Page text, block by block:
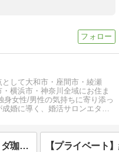
して大和市・座間市・綾瀬
横浜市・神奈川全域にお住ま
身女性/男性の気持ちに寄り添っ
婚に導く、婚活サロンエター
【婚活】30代前半男性さん「コメダ珈琲海老名大谷店」にて無料相談